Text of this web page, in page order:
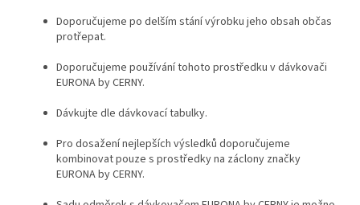
Doporučujeme po delším stání výrobku jeho obsah občas
protřepat.
Doporučujeme používání tohoto prostředku v dávkovači
EURONA by CERNY.
Dávkujte dle dávkovací tabulky.
Pro dosažení nejlepších výsledků doporučujeme
kombinovat pouze s prostředky na záclony značky
EURONA by CERNY.